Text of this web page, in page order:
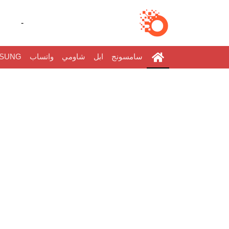
-
سامسونج ابل شاومي واتساب